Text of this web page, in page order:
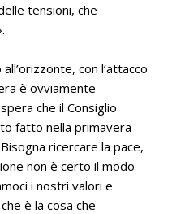
tensioni, che
con l’attacco
è ovviamente
che il Consiglio
fatto nella primavera
ricercare la pace,
non è certo il modo
i nostri valori e
è la cosa che